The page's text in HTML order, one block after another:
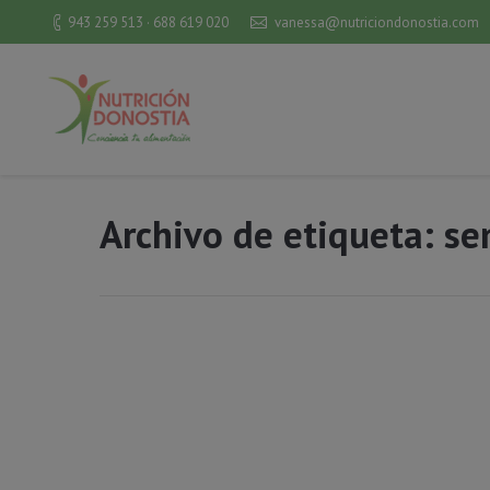
943 259 513 · 688 619 020 vanessa@nutriciondonostia.com
Archivo de etiqueta: